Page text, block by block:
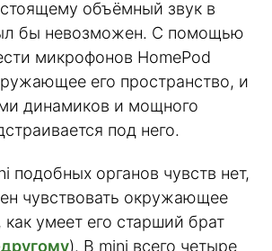
объёмный звук в
бы невозможен. С помощью
микрофонов HomePod
его пространство, и
динамиков и мощного
под него.
подобных органов чувств нет,
чувствовать окружающее
как умеет его старший брат
). В mini всего четыре